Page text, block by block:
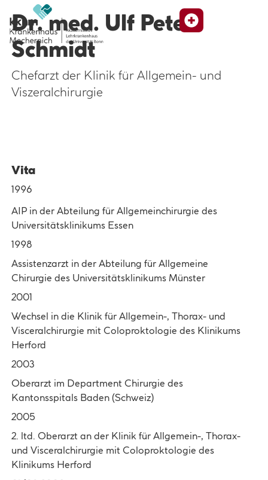
Dr. med. Ulf Peter
Schmidt
Chefarzt der Klinik für Allgemein- und
Viszeralchirurgie
Vita
1996
AIP in der Abteilung für Allgemeinchirurgie des
Universitätsklinikums Essen
1998
Assistenzarzt in der Abteilung für Allgemeine
Chirurgie des Universitätsklinikums Münster
2001
Wechsel in die Klinik für Allgemein-, Thorax- und
Visceralchirurgie mit Coloproktologie des Klinikums
Herford
2003
Oberarzt im Department Chirurgie des
Kantonsspitals Baden (Schweiz)
2005
2. ltd. Oberarzt an der Klinik für Allgemein-, Thorax-
und Visceralchirurgie mit Coloproktologie des
Klinikums Herford